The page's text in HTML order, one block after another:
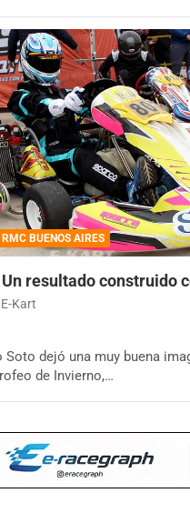
RMC BUENOS AIRES
Un resultado construido
E-Kart
Soto dejó una muy buena
de Invierno,…